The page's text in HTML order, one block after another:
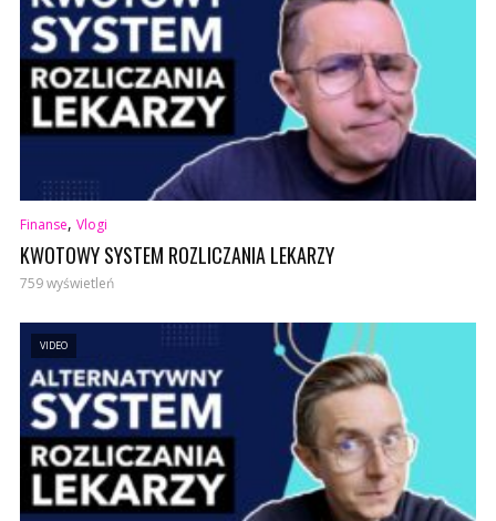
Finanse, Vlogi
KWOTOWY SYSTEM ROZLICZANIA LEKARZY
759 wyświetleń
VIDEO